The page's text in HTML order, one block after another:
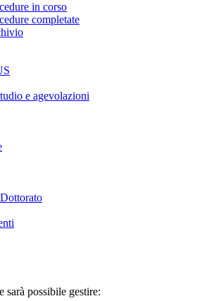
in corso
completate
e agevolazioni
sarà possibile gestire: